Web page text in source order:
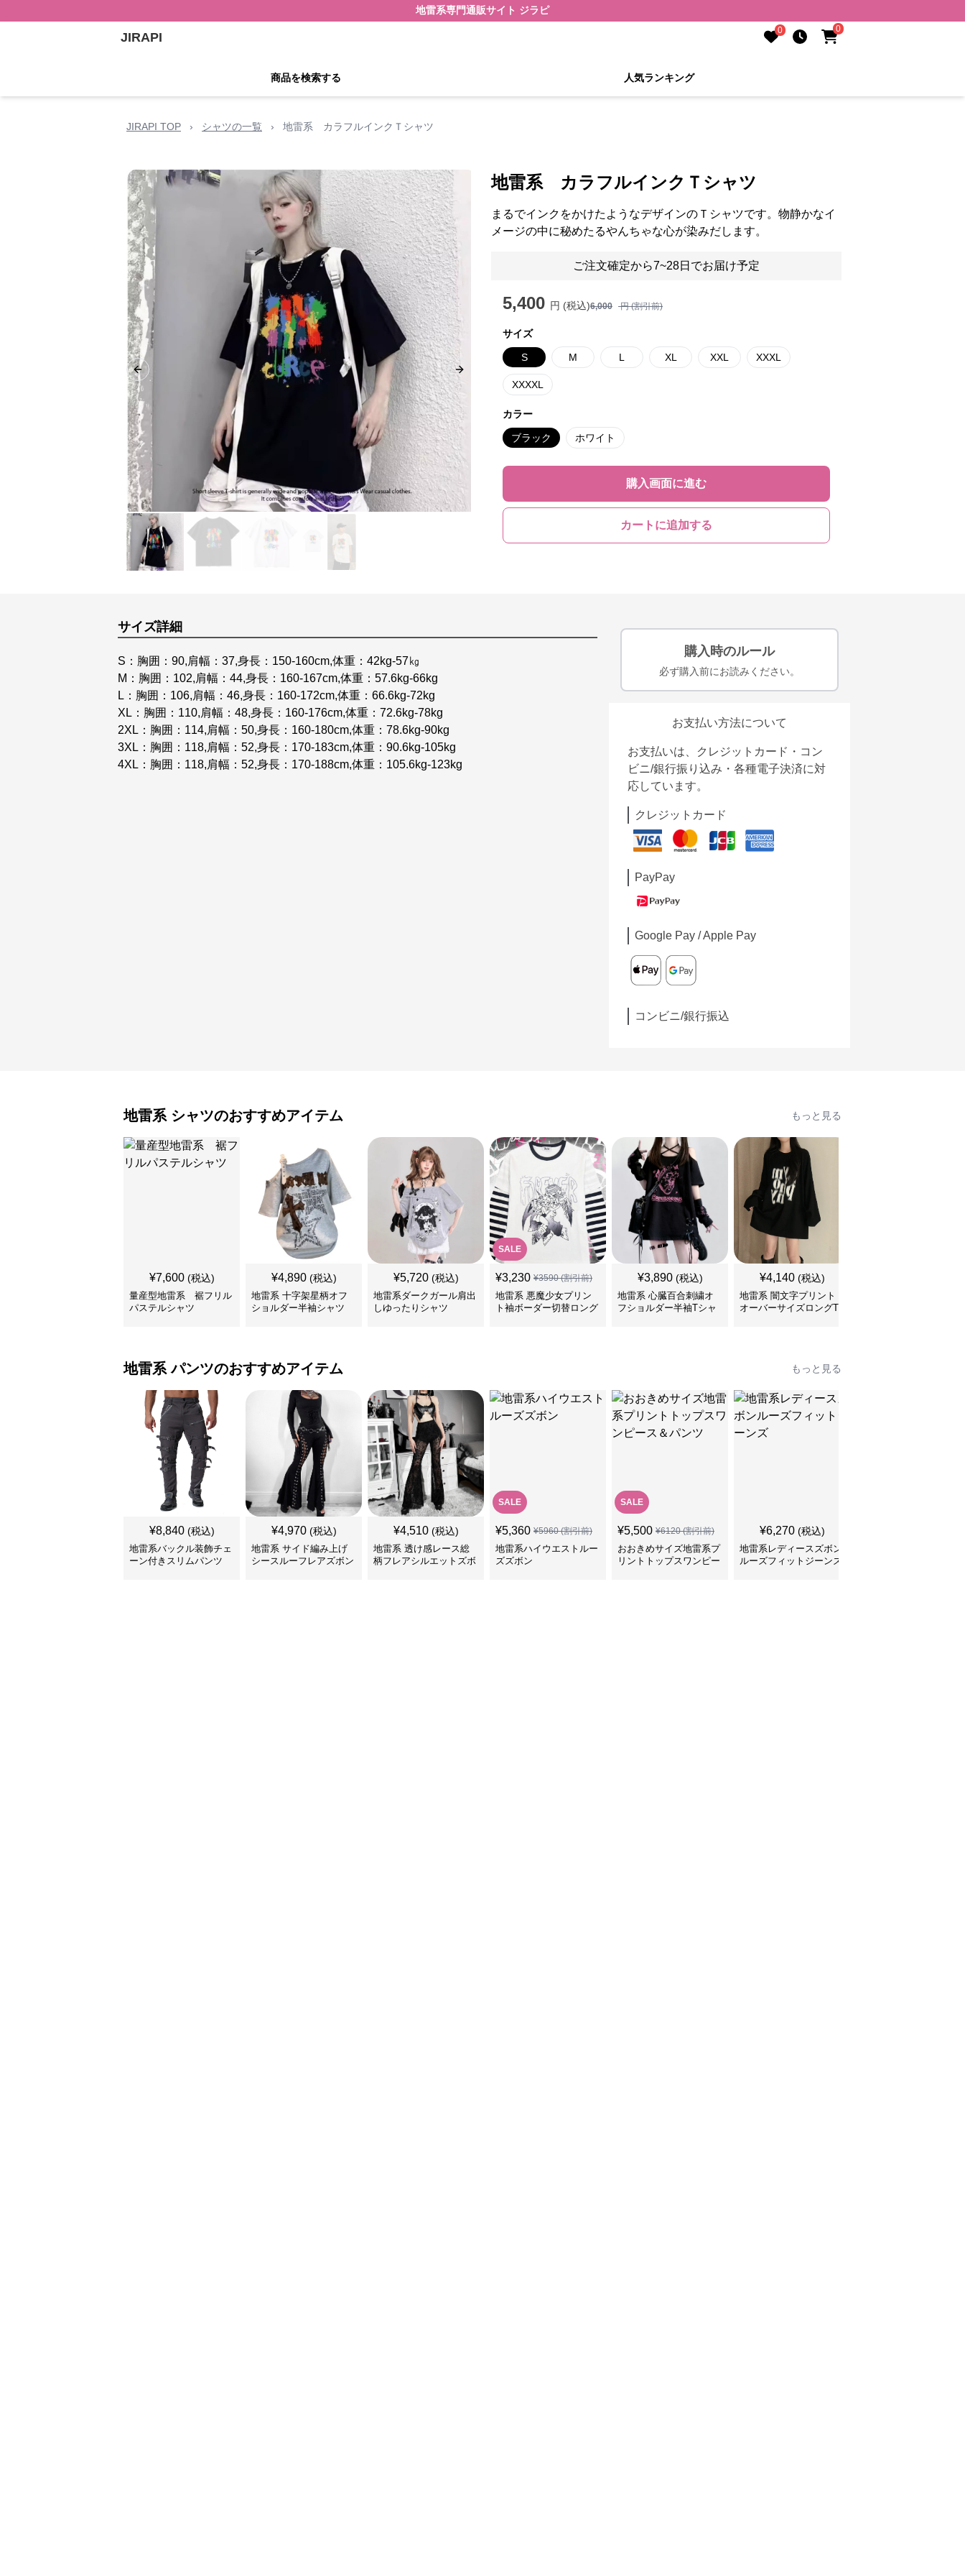
地雷系専門通販サイト ジラピ
JIRAPI 0 0
商品を検索する 人気ランキング
JIRAPI TOP › シャツの一覧 › 地雷系 カラフルインクＴシャツ
Previous slide Next slide
地雷系 カラフルインクＴシャツ
まるでインクをかけたようなデザインのＴシャツです。物静かなイ
メージの中に秘めたるやんちゃな心が染みだします。
ご注文確定から7~28日でお届け予定
5,400 円 (税込)6,000 円 (割引前)
サイズ
S M L XL XXL XXXL
XXXXL
カラー
ブラック ホワイト
購入画面に進む
カートに追加する
サイズ詳細
S：胸囲：90,肩幅：37,身長：150-160cm,体重：42kg-57㎏
M：胸囲：102,肩幅：44,身長：160-167cm,体重：57.6kg-66kg
L：胸囲：106,肩幅：46,身長：160-172cm,体重：66.6kg-72kg
XL：胸囲：110,肩幅：48,身長：160-176cm,体重：72.6kg-78kg
2XL：胸囲：114,肩幅：50,身長：160-180cm,体重：78.6kg-90kg
3XL：胸囲：118,肩幅：52,身長：170-183cm,体重：90.6kg-105kg
4XL：胸囲：118,肩幅：52,身長：170-188cm,体重：105.6kg-123kg
購入時のルール
必ず購入前にお読みください。
お支払い方法について
お支払いは、クレジットカード・コン
ビニ/銀行振り込み・各種電子決済に対
応しています。
クレジットカード
PayPay
Google Pay / Apple Pay
コンビニ/銀行振込
地雷系 シャツのおすすめアイテム もっと見る
¥7,600 (税込)
量産型地雷系 裾フリル
パステルシャツ
¥4,890 (税込)
地雷系 十字架星柄オフ
ショルダー半袖シャツ
¥5,720 (税込)
地雷系ダークガール肩出
しゆったりシャツ
SALE
¥3,230 ¥3590(割引前)
地雷系 悪魔少女プリン
ト袖ボーダー切替ロング
¥3,890 (税込)
地雷系 心臓百合刺繍オ
フショルダー半袖Tシャ
¥4,140 (税込)
地雷系 闇文字プリント
オーバーサイズロングT
地雷系 パンツのおすすめアイテム もっと見る
¥8,840 (税込)
地雷系バックル装飾チェ
ーン付きスリムパンツ
¥4,970 (税込)
地雷系 サイド編み上げ
シースルーフレアズボン
¥4,510 (税込)
地雷系 透け感レース総
柄フレアシルエットズボ
SALE
¥5,360 ¥5960(割引前)
地雷系ハイウエストルー
ズズボン
SALE
¥5,500 ¥6120(割引前)
おおきめサイズ地雷系プ
リントトップスワンピー
¥6,270 (税込)
地雷系レディースズボン
ルーズフィットジーンズ